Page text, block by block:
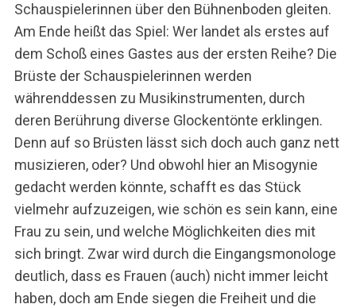
Schauspielerinnen über den Bühnenboden gleiten.
Am Ende heißt das Spiel: Wer landet als erstes auf
dem Schoß eines Gastes aus der ersten Reihe? Die
Brüste der Schauspielerinnen werden
währenddessen zu Musikinstrumenten, durch
deren Berührung diverse Glockentönte erklingen.
Denn auf so Brüsten lässt sich doch auch ganz nett
musizieren, oder? Und obwohl hier an Misogynie
gedacht werden könnte, schafft es das Stück
vielmehr aufzuzeigen, wie schön es sein kann, eine
Frau zu sein, und welche Möglichkeiten dies mit
sich bringt. Zwar wird durch die Eingangsmonologe
deutlich, dass es Frauen (auch) nicht immer leicht
haben, doch am Ende siegen die Freiheit und die